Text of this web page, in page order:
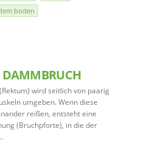
boden
DAMMBRUCH
wird seitlich von paarig
umgeben. Wenn diese
reißen, entsteht eine
(Bruchpforte), in die der